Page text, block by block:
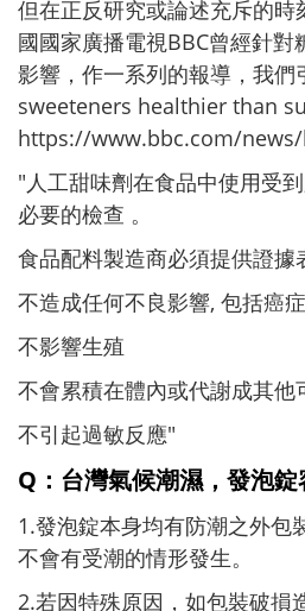
但在正反研究或論述充斥的
國國家廣播電視BBC曾經針對
影響，作一系列的報導，我們
sweeteners healthier than
https://www.bbc.com/news/
"人工甜味劑在食品中使用受
必要的檢查 。
食品配料製造商必須提供證據
不造成任何不良影響, 包括癌症
不影響生殖
不會累積在體內或代謝成其他
不引起過敏反應"
Q ： 台灣氣候潮濕，發泡錠
1.發泡錠本身均有防潮之外包
不會有受潮的情形發生。
2.若因特殊原因，如包裝破損